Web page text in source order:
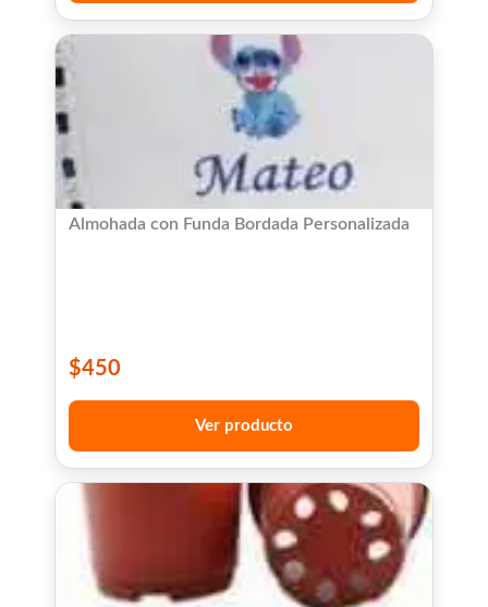
Almohada con Funda Bordada Personalizada
$450
Ver producto